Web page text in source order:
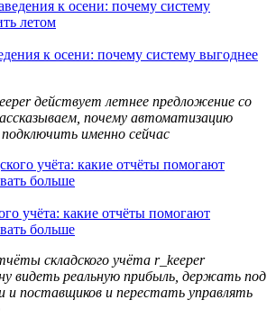
к осени: почему систему выгоднее
действует летнее предложение со
почему автоматизацию
подключить именно сейчас
учёта: какие отчёты помогают
больше
складского учёта r_keeper
видеть реальную прибыль, держать под
и поставщиков и перестать управлять